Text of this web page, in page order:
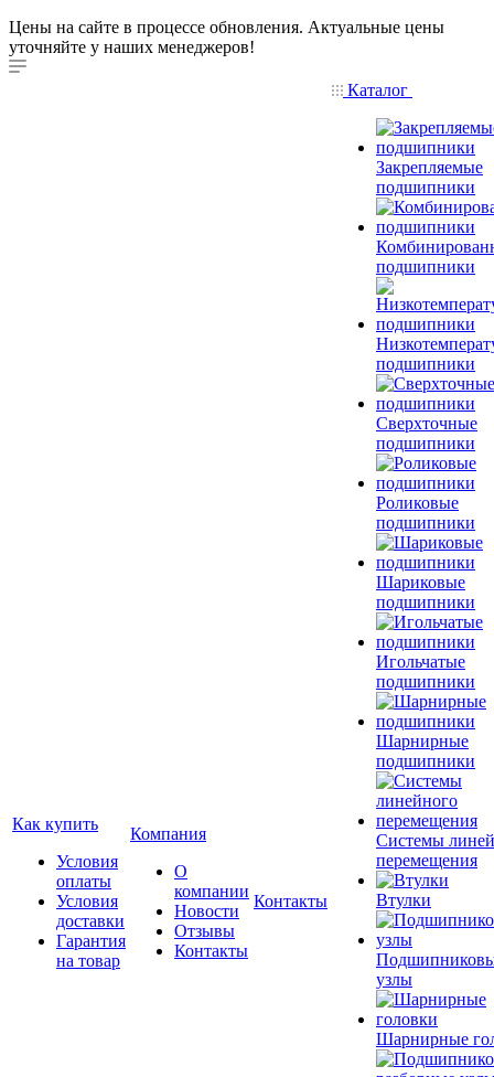
Цены на сайте в процессе обновления. Актуальные цены
уточняйте у наших менеджеров!
Как купить
Условия
оплаты
Условия
доставки
Гарантия
на товар
Компания
О
компании
Новости
Отзывы
Контакты
Контакты
Каталог
Закрепляемые
подшипники
подшипники
подшипники
Сверхточные
подшипники
Роликовые
подшипники
Шариковые
подшипники
Игольчатые
подшипники
Шарнирные
подшипники
Системы
перемещения
Втулки
узлы
Шарнирные